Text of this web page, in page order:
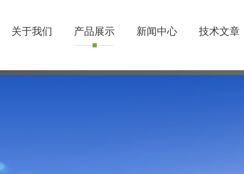
关于我们 产品展示 新闻中心 技术文章